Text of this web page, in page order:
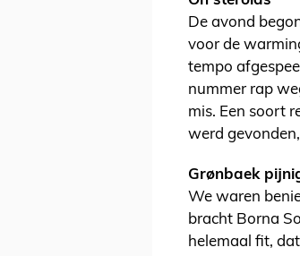
De avond
voor de
tempo
nummer rap
mis. Een soort
werd
Grønbaek
We waren
bracht Borna
helemaal fit,